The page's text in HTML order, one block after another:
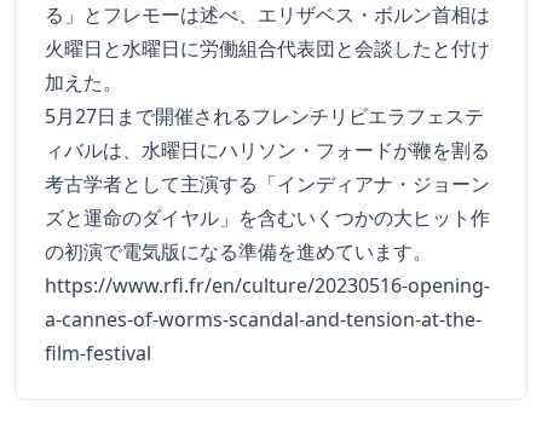
る」とフレモーは述べ、エリザベス・ボルン首相は
火曜日と水曜日に労働組合代表団と会談したと付け
加えた。
5月27日まで開催されるフレンチリビエラフェステ
ィバルは、水曜日にハリソン・フォードが鞭を割る
考古学者として主演する「インディアナ・ジョーン
ズと運命のダイヤル」を含むいくつかの大ヒット作
の初演で電気版になる準備を進めています。
https://www.rfi.fr/en/culture/20230516-opening-
a-cannes-of-worms-scandal-and-tension-at-the-
film-festival